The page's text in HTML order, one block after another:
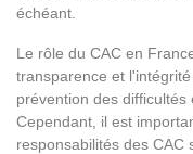
échéant.
Le rôle du CAC en
transparence et
prévention des difficultés
Cependant, il est
responsabilités des CAC